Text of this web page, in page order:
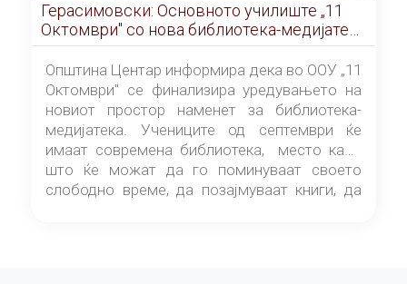
Герасимовски: Основното училиште „11
Октомври" со нова библиотека-медијатека
од септември
Општина Центар информира дека во ООУ „11
Октомври" се финализира уредувањето на
новиот простор наменет за библиотека-
медијатека. Учениците од септември ќе
имаат современа библиотека, место каде
што ќе можат да го поминуваат своето
слободно време, да позајмуваат книги, да